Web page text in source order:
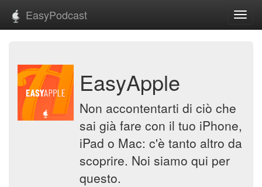
EasyPodcast
EasyApple
Non accontentarti di ciò che
sai già fare con il tuo iPhone,
iPad o Mac: c'è tanto altro da
scoprire. Noi siamo qui per
questo.